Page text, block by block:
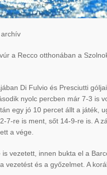
archív
a Recco otthonában a
Di Fulvio és Presciutti
nyolc percben már 7-3 is
egy jó 10 percet állt a játék,
7-re is ment, sőt 14-9-re is. A
a vége.
vezetett, innen bukta el a
vezetést és a győzelmet. A